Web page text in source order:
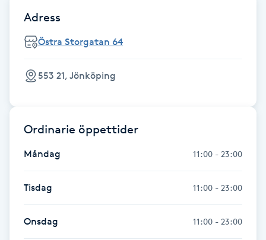
Mesoterapi
MicroPen
Microshading
Nagelförlängning
Nagelförlängning akryl
Adress
Östra Storgatan 64
553 21, Jönköping
Ordinarie öppettider
Måndag 11:00 - 23:00
Tisdag 11:00 - 23:00
Onsdag 11:00 - 23:00